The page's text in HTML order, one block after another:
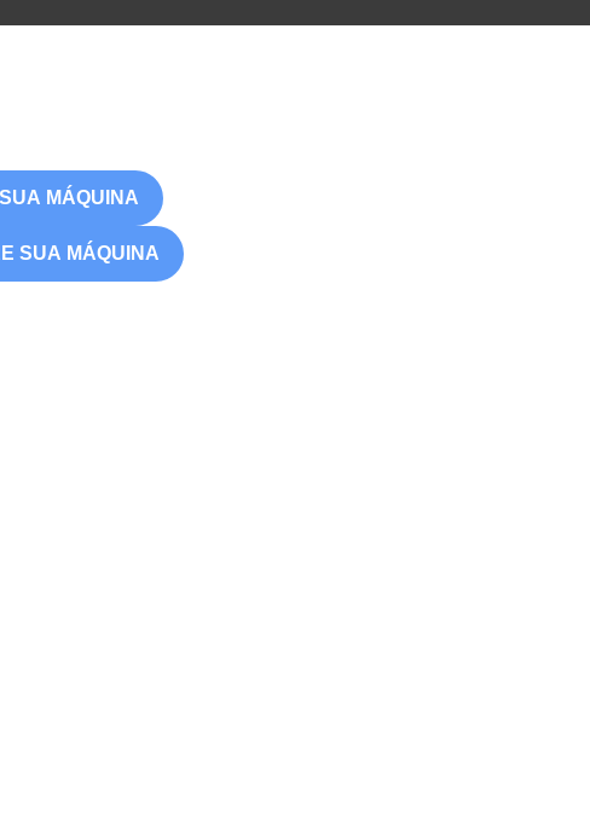
MÁQUINA
SUA MÁQUINA